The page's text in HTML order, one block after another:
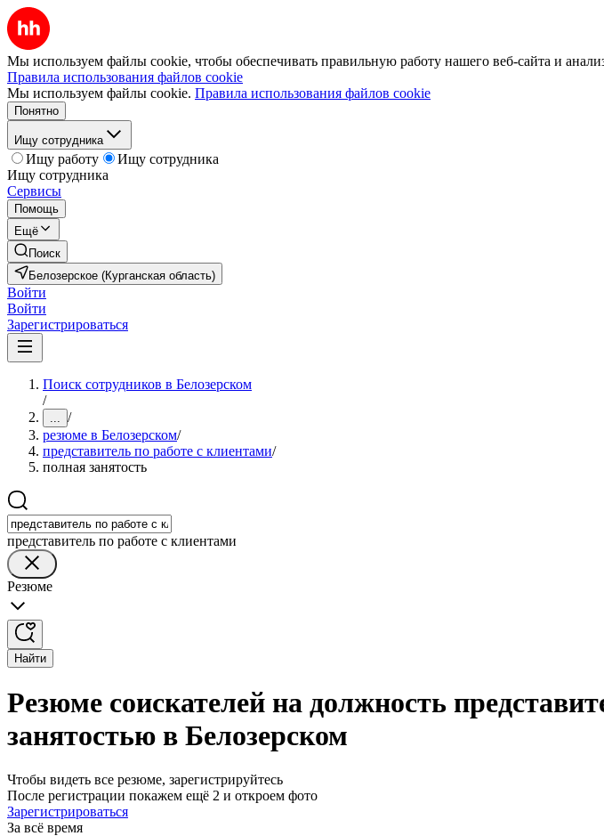
Мы используем файлы cookie, чтобы обеспечивать правильную работу нашего веб-сайта и
Правила использования файлов cookie
Мы используем файлы cookie. Правила использования файлов cookie
Понятно
Ищу сотрудника
Ищу работу
Ищу сотрудника
Ищу сотрудника
Сервисы
Помощь
Ещё
Поиск
Белозерское (Курганская область)
Войти
Войти
Зарегистрироваться
Поиск сотрудников в Белозерском
/
... /
резюме в Белозерском/
представитель по работе с клиентами/
полная занятость
представитель по работе с клиентами
Резюме
Найти
Резюме соискателей на должность
занятостью в Белозерском
Чтобы видеть все резюме, зарегистрируйтесь
После регистрации покажем ещё 2 и откроем фото
Зарегистрироваться
За всё время